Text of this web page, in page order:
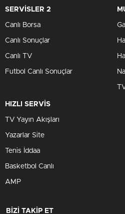
SERVİSLER 2
Canlı Borsa
Canlı Sonuçlar
Canlı TV
Futbol Canlı Sonuçlar
HIZLI SERVİS
TV Yayın Akışları
Yazarlar Site
Tenis İddaa
Basketbol Canlı
AMP
BİZİ TAKİP ET